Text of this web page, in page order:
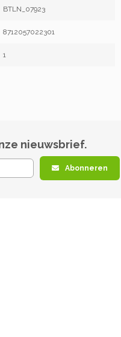
BTLN_07923
8712057022301
1
nieuwsbrief.
Abonneren